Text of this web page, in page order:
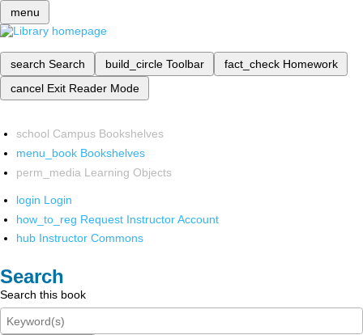
menu
search Search build_circle Toolbar fact_check Homework
cancel Exit Reader Mode
school Campus Bookshelves
menu_book Bookshelves
perm_media Learning Objects
login Login
how_to_reg Request Instructor Account
hub Instructor Commons
Search
Search this book